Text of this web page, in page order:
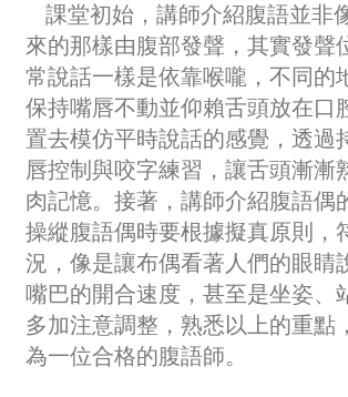
課堂初始，講師介紹腹語並非
來的那樣由腹部發聲，其實發聲
常說話一樣是依靠喉嚨，不同的
保持嘴唇不動並仰賴舌頭放在口
置去模仿平時說話的感覺，透過
唇控制與咬字練習，讓舌頭漸漸
肉記憶。接著，講師介紹腹語偶
操縱腹語偶時要根據擬真原則，
況，像是讓布偶看著人們的眼睛
嘴巴的開合速度，甚至是坐姿、
多加注意調整，熟悉以上的重點
為一位合格的腹語師。